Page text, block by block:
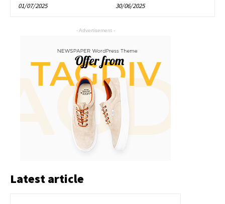
01/07/2025 30/06/2025
- Advertisement -
Latest article